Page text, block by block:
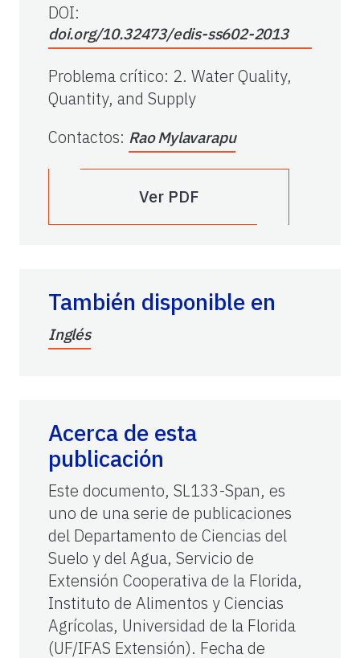
DOI:
doi.org/10.32473/edis-ss602-2013
Problema crítico: 2. Water Quality,
Quantity, and Supply
Contactos: Rao Mylavarapu
Ver PDF
También disponible en
Inglés
Acerca de esta
publicación
Este documento, SL133-Span, es
uno de una serie de publicaciones
del Departamento de Ciencias del
Suelo y del Agua, Servicio de
Extensión Cooperativa de la Florida,
Instituto de Alimentos y Ciencias
Agrícolas, Universidad de la Florida
(UF/IFAS Extensión). Fecha de